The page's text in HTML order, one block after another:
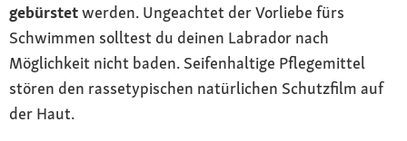
gebürstetwerden. Ungeachtet der Vorliebe fürs
Schwimmen solltest du deinen Labrador nach
Möglichkeit nicht baden. Seifenhaltige Pflegemittel
stören den rassetypischen natürlichen Schutzfilm auf
der Haut.